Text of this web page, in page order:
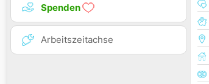
Spenden
Arbeitszeitachse